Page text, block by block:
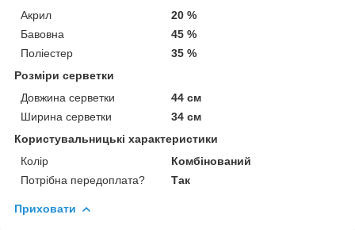
Акрил
20 %
Бавовна
45 %
Поліестер
35 %
Розміри серветки
Довжина серветки
44 см
Ширина серветки
34 см
Користувальницькі характеристики
Колір
Комбінований
Потрібна передоплата?
Так
Приховати